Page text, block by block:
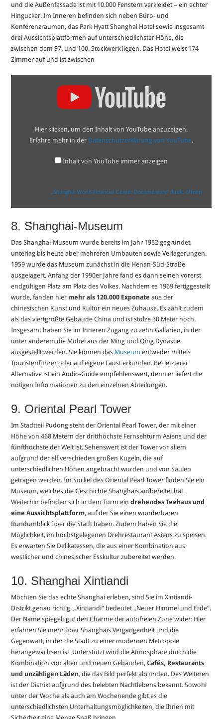
und die Außenfassade ist mit 10.000 Fenstern verkleidet – ein echter
Hingucker. Im Inneren befinden sich neben Büro- und
Konferenzräumen, das Park Hyatt Shanghai Hotel sowie insgesamt
drei Aussichtsplattformen auf unterschiedlichster Höhe, die
zwischen dem 97. und 100. Stockwerk liegen. Das Hotel weist 174
Zimmer auf und ist zwischen
anzeigenHier klicken, um den Inhalt von YouTube anzuzeigen.
Erfahre mehr in der Datenschutzerklärung von YouTube.
Inhalt von YouTube immer anzeigen
„Shanghai World Financial Center Documentary“ direkt öffnen
8. Shanghai-Museum
Das Shanghai-Museum wurde bereits im Jahr 1952 gegründet,
unterlag bis heute aber mehreren Umbauten sowie Verlagerungen.
1959 wurde das Museum zunächst in die Henan-Süd-Straße
ausgelagert. Anfang der 1990er Jahre fand es dann seinen vorerst
endgültigen Platz am Platz des Volkes. Nachdem es 1969 fertiggestellt
wurde, fanden hier mehr als 120.000 Exponate aus der
chinesischen Kunst und Kultur ein neues Zuhause. Es zählt zudem
als das viertgrößte Gebäude China und ist stolze 30 Meter hoch.
Insgesamt haben Sie im Inneren Zugang zu zehn Gallarien, in der
unter anderem die Möbel aus der Ming und Qing Dynastie
ausgestellt werden. Sie können das Museum entweder mittels
Touristenführer oder auf eigene Faust erkunden. Bei letzterer
Alternative ist ein Audio-Guide empfehlenswert, denn er liefert die
nötigen Informationen zu den einzelnen Abteilungen.
9. Oriental Pearl Tower
Im Stadtteil Pudong steht der Oriental Pearl Tower, der mit einer
Höhe von 468 Metern der dritthöchste Fernsehturm Asiens und der
fünfthöchste der Welt ist. Sehenswert ist der Tower vor allem
aufgrund der elf verschieden großen Kugeln, die auf
unterschiedlichen Höhen angebracht wurden und von Säulen
getragen werden. Im Sockel des Oriental Pearl Tower finden Sie ein
Museum, welches die Geschichte Shanghais aufbereitet hat.
Weiterhin befinden sich in dem Turm eindrehendes Teehaus und
eine Aussichtsplattform, auf der Sie einen wunderbaren
Rundumblick über die Stadt haben. Zudem haben Sie die
Möglichkeit, im höchstgelegenen Drehrestaurant Asiens zu speisen.
Es erwarten Sie Delikatessen, die aus einer Kombination aus
westlicher und chinesischer Esskultur zubereitet werden.
10. Shanghai Xintiandi
Möchten Sie das echte Shanghai erleben, sind Sie im Xintiandi-
Distrikt genau richtig. „Xintiandi“ bedeutet „Neuer Himmel und Erde“.
Der Name spiegelt gut den Charme der autofreien Zone wider: Hier
erfahren Sie mehr über Shanghais Vergangenheit und die
Gegenwart, in der die Stadt zu einer modernen Metropole
herangewachsen ist. Unterstützt wird die Atmosphäre durch die
Kombination von alten und neuen Gebäuden,Cafés, Restaurants
und unzähligen Läden, die das Bild perfekt abrunden. Des Weiteren
ist der Distrikt aufgrund des belebten Nachtlebens bekannt. Sowohl
unter der Woche als auch am Wochenende gibt es die
unterschiedlichsten Unterhaltungsmöglichkeiten, die Ihnen mit